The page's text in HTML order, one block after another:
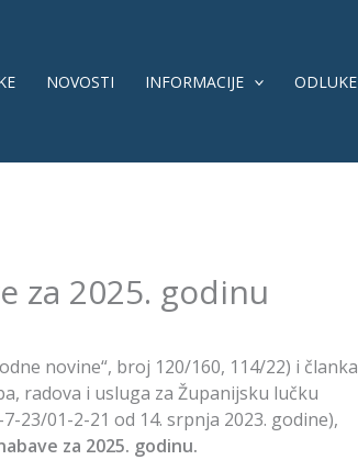
NOVOSTI INFORMACIJE ODLUKE
za 2025. godinu
novine“, broj 120/160, 114/22) i članka
radova i usluga za Županijsku lučku
23/01-2-21 od 14. srpnja 2023. godine),
za 2025. godinu.